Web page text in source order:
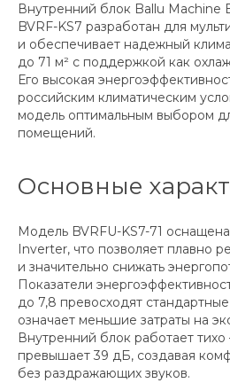
Внутренний блок Ballu Machine
BVRF-KS7 разработан для
и обеспечивает надежный
до 71 м² с поддержкой как
Его высокая
российским климатическим
модель оптимальным выбором
помещений.
Основные
Модель BVRFU-KS7-71
Inverter, что позволяет плавно
и значительно снижать
Показатели
до 7,8 превосходят
означает меньшие затраты на
Внутренний блок работает
превышает 39 дБ, создавая
без раздражающих звуков.